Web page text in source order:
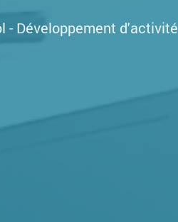
- Développement d'activité